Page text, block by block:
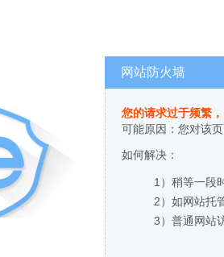
网站防火墙
您的请求过于频繁
可能原因：您对该
如何解决：
1）稍等一段
2）如网站托
3）普通网站